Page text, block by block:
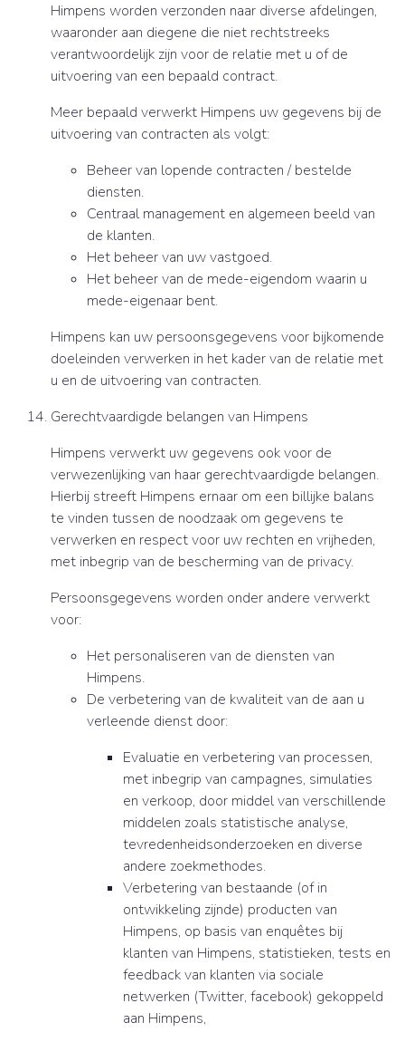
Himpens worden verzonden naar diverse afdelingen,
waaronder aan diegene die niet rechtstreeks
verantwoordelijk zijn voor de relatie met u of de
uitvoering van een bepaald contract.
Meer bepaald verwerkt Himpens uw gegevens bij de
uitvoering van contracten als volgt:
Beheer van lopende contracten / bestelde
diensten.
Centraal management en algemeen beeld van
de klanten.
Het beheer van uw vastgoed.
Het beheer van de mede-eigendom waarin u
mede-eigenaar bent.
Himpens kan uw persoonsgegevens voor bijkomende
doeleinden verwerken in het kader van de relatie met
u en de uitvoering van contracten.
Gerechtvaardigde belangen van Himpens
Himpens verwerkt uw gegevens ook voor de
verwezenlijking van haar gerechtvaardigde belangen.
Hierbij streeft Himpens ernaar om een billijke balans
te vinden tussen de noodzaak om gegevens te
verwerken en respect voor uw rechten en vrijheden,
met inbegrip van de bescherming van de privacy.
Persoonsgegevens worden onder andere verwerkt
voor:
Het personaliseren van de diensten van
Himpens.
De verbetering van de kwaliteit van de aan u
verleende dienst door:
Evaluatie en verbetering van processen,
met inbegrip van campagnes, simulaties
en verkoop, door middel van verschillende
middelen zoals statistische analyse,
tevredenheidsonderzoeken en diverse
andere zoekmethodes.
Verbetering van bestaande (of in
ontwikkeling zijnde) producten van
Himpens, op basis van enquêtes bij
klanten van Himpens, statistieken, tests en
feedback van klanten via sociale
netwerken (Twitter, facebook) gekoppeld
aan Himpens,